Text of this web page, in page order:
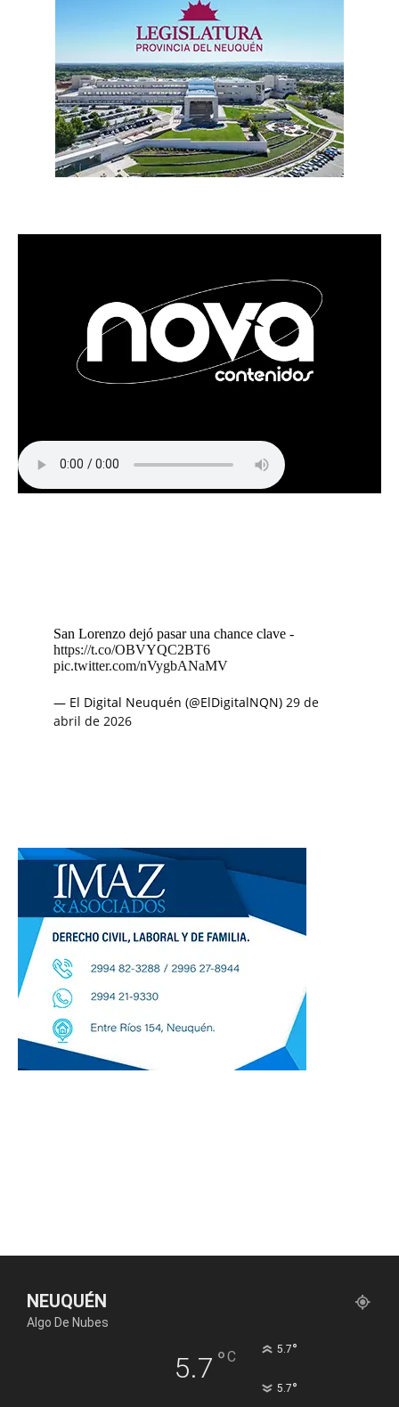
San Lorenzo dejó pasar una chance clave -
https://t.co/OBVYQC2BT6
pic.twitter.com/nVygbANaMV
— El Digital Neuquén (@ElDigitalNQN) 29 de
abril de 2026
NEUQUÉN
Algo De Nubes
5.7 °C 5.7°
5.7°